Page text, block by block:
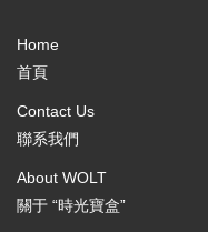
Home
首頁
Contact Us
聯系我們
About WOLT
關于 “時光寶盒”